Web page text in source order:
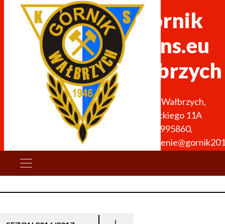
Górnik
Trans.eu
Wałbrzych
Wałbrzych,
Wysockiego 11A
512995860,